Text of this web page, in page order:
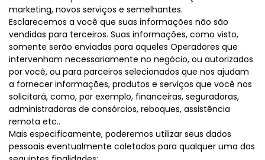
marketing, novos serviços e semelhantes.
Esclarecemos a você que suas informações não são
vendidas para terceiros. Suas informações, como visto,
somente serão enviadas para aqueles Operadores que
intervenham necessariamente no negócio, ou autorizados
por você, ou para parceiros selecionados que nos ajudam
a fornecer informações, produtos e serviços que você nos
solicitará, como, por exemplo, financeiras, seguradoras,
administradoras de consórcios, reboques, assistência
remota etc..
Mais especificamente, poderemos utilizar seus dados
pessoais eventualmente coletados para qualquer uma das